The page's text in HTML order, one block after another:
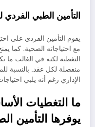
التأمين الطبي
يقوم التأمين الفردي على
مع احتياجاته الصحية. كما
التغطية لكنه في الغالب ما
منفصلة لكل عقد. بالنسبة
الإداري رغم أنه يلبي
ما التغطيات
يوفرها التأمين